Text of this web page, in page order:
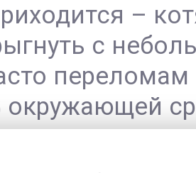
–
с
оценить